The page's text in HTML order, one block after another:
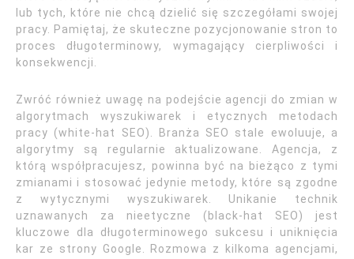
lub tych, które nie chcą dzielić się szczegółami swojej
pracy. Pamiętaj, że skuteczne pozycjonowanie stron to
proces długoterminowy, wymagający cierpliwości i
konsekwencji.
Zwróć również uwagę na podejście agencji do zmian w
algorytmach wyszukiwarek i etycznych metodach
pracy (white-hat SEO). Branża SEO stale ewoluuje, a
algorytmy są regularnie aktualizowane. Agencja, z
którą współpracujesz, powinna być na bieżąco z tymi
zmianami i stosować jedynie metody, które są zgodne
z wytycznymi wyszukiwarek. Unikanie technik
uznawanych za nieetyczne (black-hat SEO) jest
kluczowe dla długoterminowego sukcesu i uniknięcia
kar ze strony Google. Rozmowa z kilkoma agencjami,